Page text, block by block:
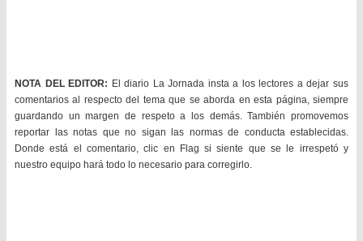
NOTA DEL EDITOR: El diario La Jornada insta a los lectores a dejar sus
comentarios al respecto del tema que se aborda en esta página, siempre
guardando un margen de respeto a los demás. También promovemos
reportar las notas que no sigan las normas de conducta establecidas.
Donde está el comentario, clic en Flag si siente que se le irrespetó y
nuestro equipo hará todo lo necesario para corregirlo.